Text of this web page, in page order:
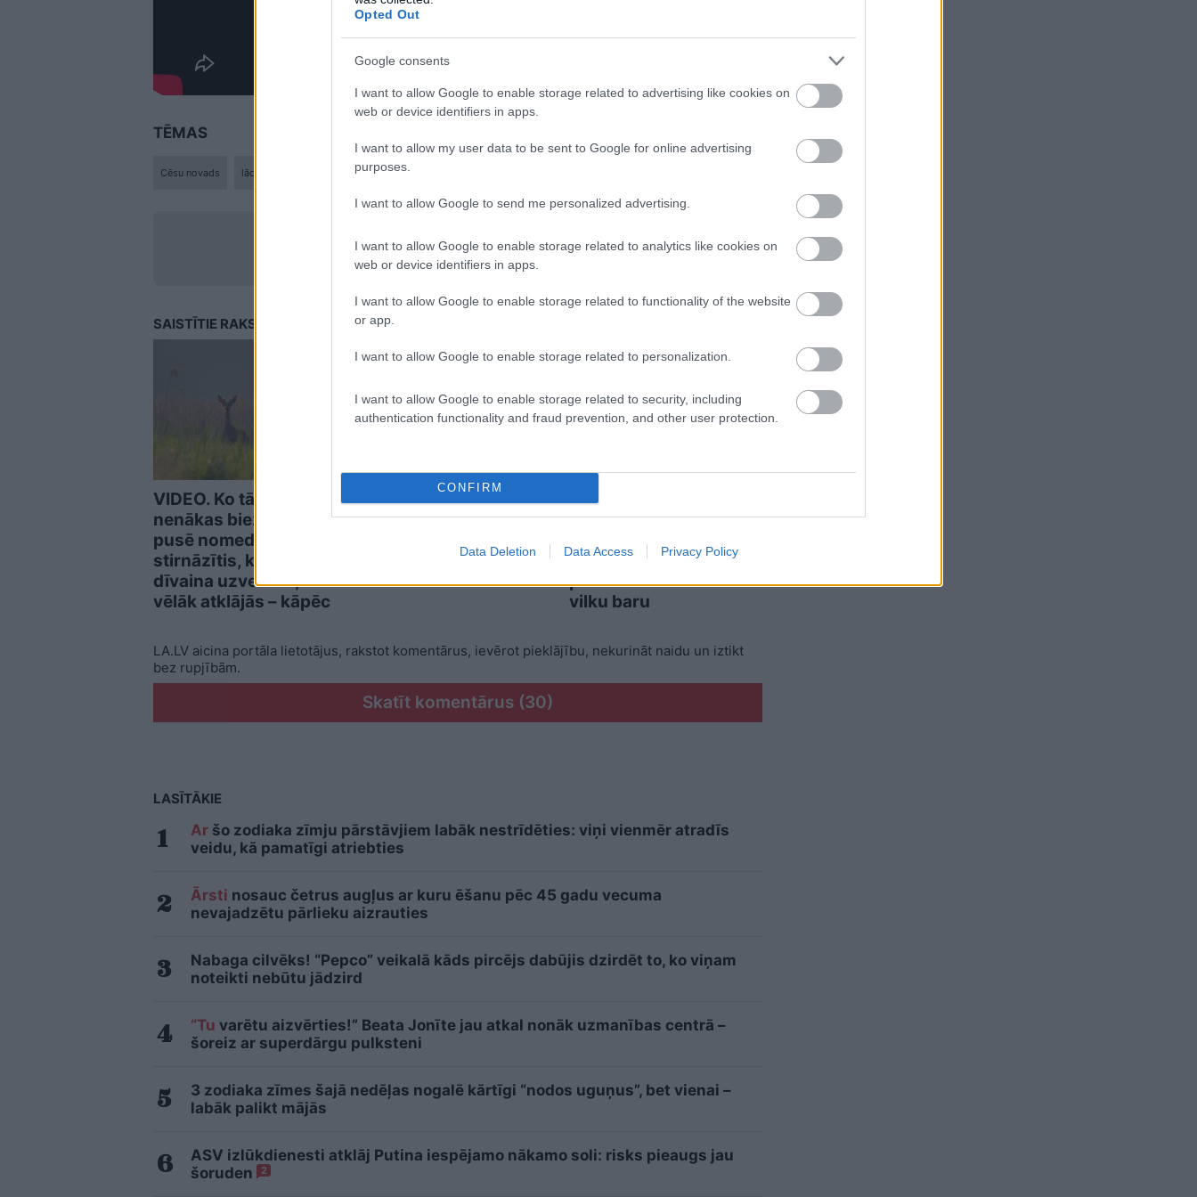
Opted Out
Google consents
I want to allow Google to enable storage related to advertising like cookies on
web or device identifiers in apps.
I want to allow my user data to be sent to Google for online advertising
purposes.
I want to allow Google to send me personalized advertising.
I want to allow Google to enable storage related to analytics like cookies on
web or device identifiers in apps.
I want to allow Google to enable storage related to functionality of the website
or app.
I want to allow Google to enable storage related to personalization.
I want to allow Google to enable storage related to security, including
authentication functionality and fraud prevention, and other user protection.
CONFIRM
Data Deletion Data Access Privacy Policy
TĒMAS
Cēsu novads lācis meža zvēri
LA.LV Google ziņās Pievienot
SAISTĪTIE RAKSTI
VIDEO. Ko tādu redzēt
nenākas bieži… Saldus
pusē nomedīts
stirnāzītis, kam bija ļoti
dīvaina uzvedība, tikai
vēlāk atklājās – kāpēc
VIDEO.Prātam
neaptverami!
ceļa malā baro lāčus
VIDEO.
kadri! Vides eksperts,
apsekojot mežaudzes,
Madonas novadā aci
pret aci satiekas ar
vilku baru
LA.LV aicina portāla lietotājus, rakstot komentārus, ievērot pieklājību, nekurināt naidu un iztikt
bez rupjībām.
Skatīt komentārus (30)
LASĪTĀKIE
Ar šo zodiaka zīmju pārstāvjiem labāk nestrīdēties: viņi vienmēr atradīs
veidu, kā pamatīgi atriebties
Ārsti nosauc četrus augļus ar kuru ēšanu pēc 45 gadu vecuma
nevajadzētu pārlieku aizrauties
Nabaga cilvēks! “Pepco” veikalā kāds pircējs dabūjis dzirdēt to, ko viņam
noteikti nebūtu jādzird
“Tu varētu aizvērties!” Beata Jonīte jau atkal nonāk uzmanības centrā –
šoreiz ar superdārgu pulksteni
3 zodiaka zīmes šajā nedēļas nogalē kārtīgi “nodos uguņus”, bet vienai –
labāk palikt mājās
ASV izlūkdienesti atklāj Putina iespējamo nākamo soli: risks pieaugs jau
šoruden
2